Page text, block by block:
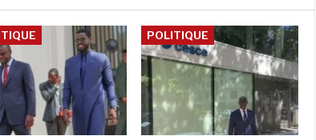
POLITIQUE